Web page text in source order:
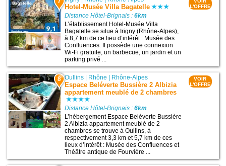
Hotel-Musée Villa Bagatelle
Distance Hôtel-Brignais :6km
L’établissement Hotel-Musée Villa
Bagatelle se situe à Irigny (Rhône-Alpes),
à 8,7 km de ce lieu d’intérêt : Musée des
Confluences. Il possède une connexion
Wi-Fi gratuite, un barbecue, un jardin et un
parking privé ...
L'OFFRE
8 Oullins Rhône Rhône-Alpes
Espace Beléverte Bussière 2 Albizia
appartement meublé de 2 chambres
Distance Hôtel-Brignais :6km
L’hébergement Espace Beléverte Bussière
2 Albizia appartement meublé de 2
chambres se trouve à Oullins, à
respectivement 3,3 km et 5,7 km de ces
lieux d’intérêt : Musée des Confluences et
Théâtre antique de Fourvière ...
VOIR
L'OFFRE